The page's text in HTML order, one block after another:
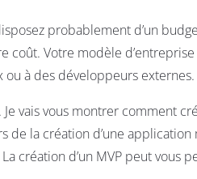
probablement d’un
Votre modèle d’entreprise
ou à des développeurs externes.
vais vous montrer comment
de la création d’une
création d’un MVP peut